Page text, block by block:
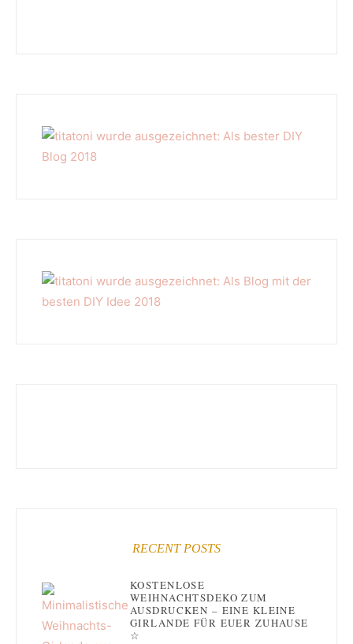
RECENT POSTS
KOSTENLOSE
WEIHNACHTSDEKO ZUM
AUSDRUCKEN – EINE KLEINE
GIRLANDE FÜR EUER ZUHAUSE
☆